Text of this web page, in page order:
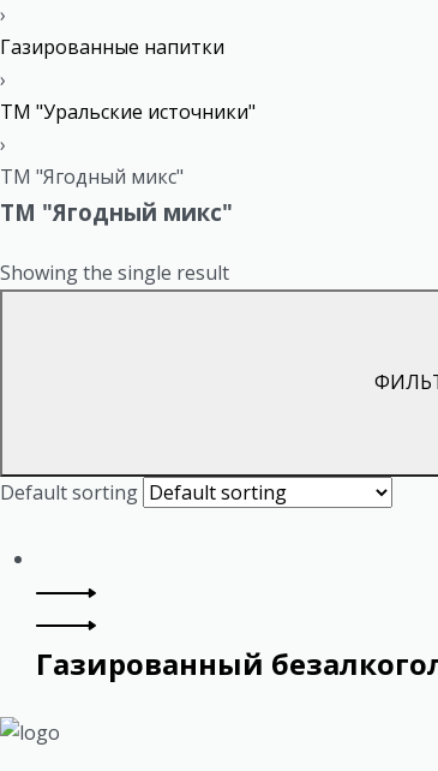
›
Газированные напитки
›
ТМ "Уральские источники"
›
ТМ "Ягодный микс"
ТМ "Ягодный микс"
Showing the single result
Default sorting
Газированный